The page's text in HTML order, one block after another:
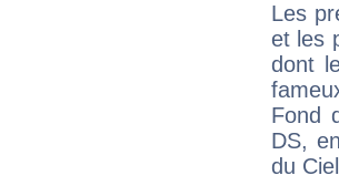
Les
et les
dont
Fond
DS,
du